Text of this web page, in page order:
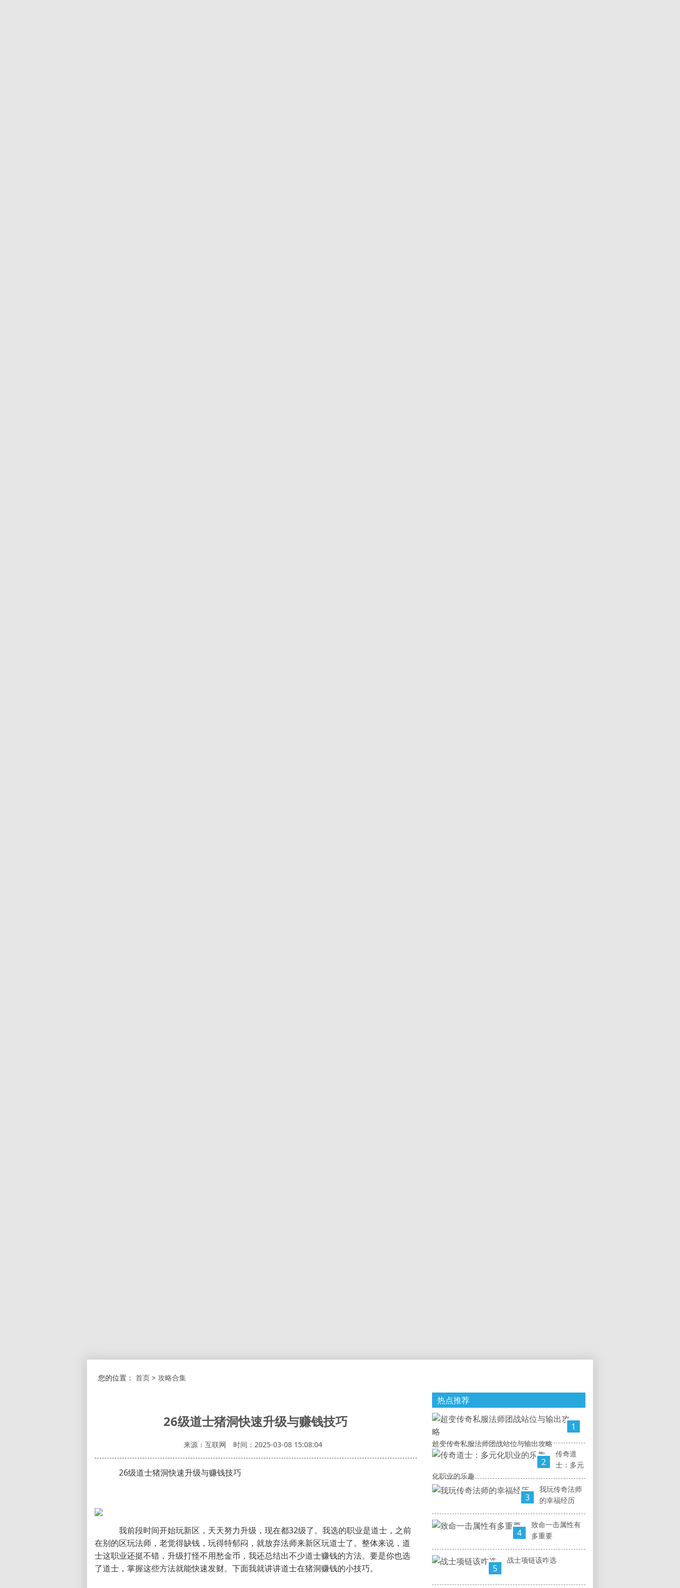
您的位置： 首页> 攻略合集
26级道士猪洞快速升级与赚钱技巧
来源：互联网 时间：2025-03-08 15:08:04
26级道士猪洞快速升级与赚钱技巧
我前段时间开始玩新区，天天努力升级，现在都32级了。我选的职业是道士，之前
在别的区玩法师，老觉得缺钱，玩得特郁闷，就放弃法师来新区玩道士了。整体来说，道
士这职业还挺不错，升级打怪不用愁金币，我还总结出不少道士赚钱的方法。要是你也选
了道士，掌握这些方法就能快速发财。下面我就讲讲道士在猪洞赚钱的小技巧。
热点推荐
1
超变传奇私服法师团战站位与输出攻略
2
传奇道
士：多元
化职业的乐趣
3
我玩传奇法师
的幸福经历
4
致命一击属性有
多重要
5
战士项链该咋选